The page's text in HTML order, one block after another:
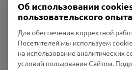
Об использовании
пользовательского
Для обеспечения корректной
Посетителей мы используем
на использование аналитических
условий пользования Сайтом.